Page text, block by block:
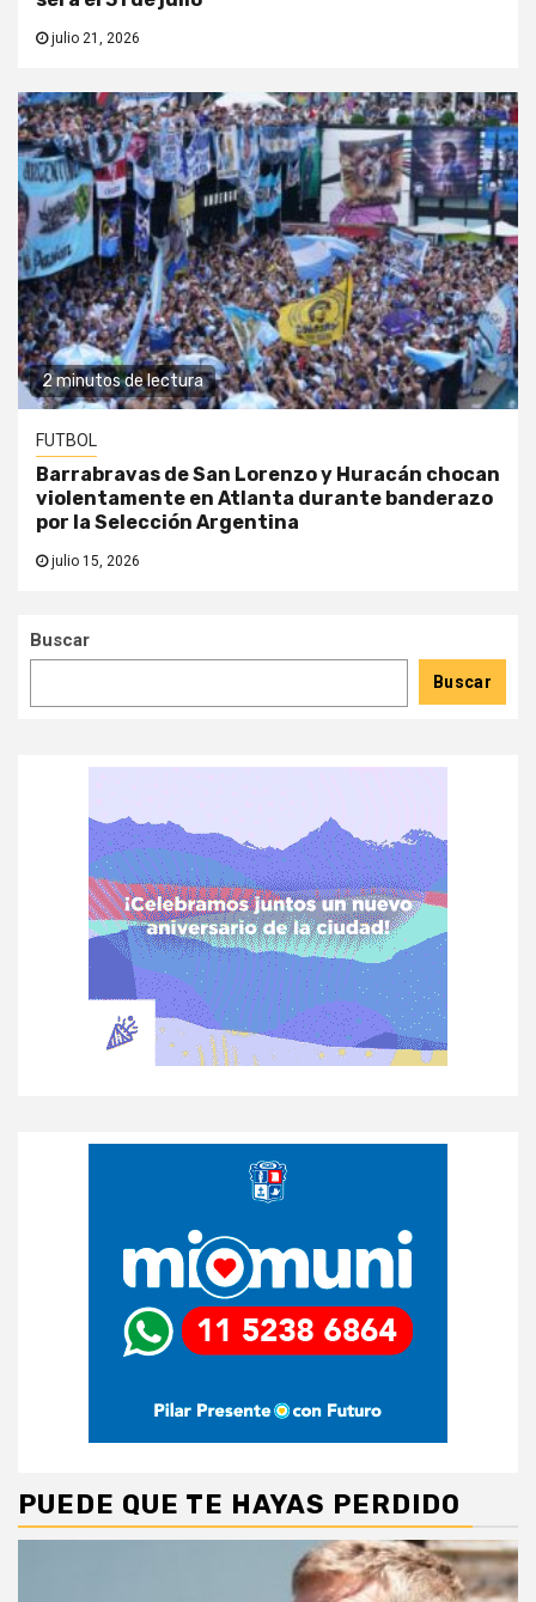
julio 21, 2026
2 minutos de lectura
FUTBOL
Barrabravas de San Lorenzo y Huracán chocan
violentamente en Atlanta durante banderazo
por la Selección Argentina
julio 15, 2026
Buscar
Buscar
PUEDE QUE TE HAYAS PERDIDO